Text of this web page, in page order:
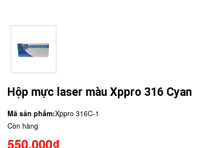
Hộp mực laser màu Xppro 316 Cyan
Mã sản phẩm:Xppro 316C-1
Còn hàng
550.000₫